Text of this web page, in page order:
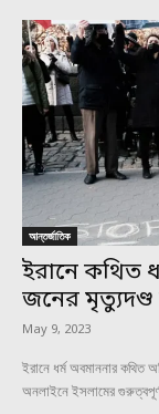
আন্তর্জাতিক
ইরানে কথিত
জনের
May 9, 2023
ইরানে ধর্ম অবমাননার
অনলাইনে ইসলামের